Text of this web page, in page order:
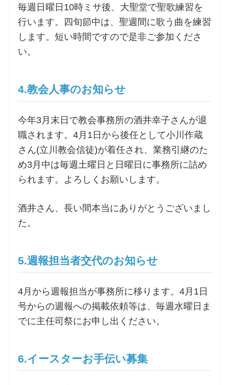
ご利用にあたって
毎週日曜日10時ミサ後、大聖堂で聖歌練習を
行います。四旬節中は、聖週間に歌う曲を練習
します。短い時間ですので是非ご参加くださ
い。
4.教会人事のお知らせ
今年3月末日で教会事務所の酒井幸子さんが退
職されます。4月1日から後任として小川作蔵
さん(立川教会信徒)が着任され、業務引継のた
め3月中は毎週土曜日と日曜日に事務所に詰め
られます。よろしくお願いします。
酒井さん、長い間本当にありがとうございまし
た。
5.週報担当者交代のお知らせ
4月から週報担当が事務所に移ります。4月1日
号からの週報への掲載依頼等は、毎週水曜日ま
でに主任司祭にお申し出ください。
6.イースターお手伝い募集